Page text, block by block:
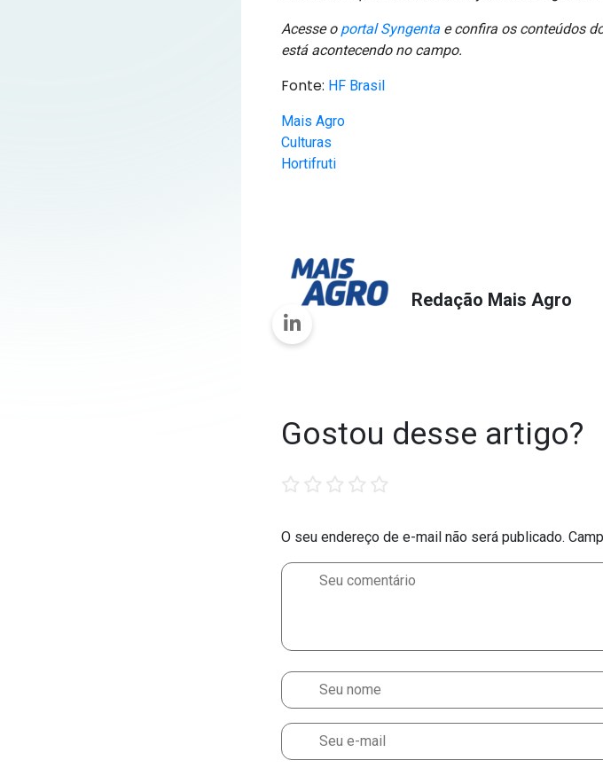
Acesse o portal Syngentae confira os conteúdos
está acontecendo no campo.
Fonte: HF Brasil
Mais Agro
Culturas
Hortifruti
Redação Mais Agro
Gostou desse artigo?
O seu endereço de e-mail não será publicado.
star stars stars stars stars